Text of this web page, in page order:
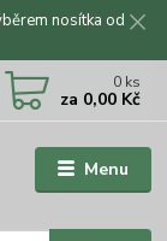
nosítka od
Menu
0 ks
za 0,00 Kč